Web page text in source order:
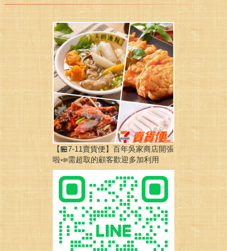
【🏪7-11賣貨便】百年吳家商店開張
啦📣需超取的顧客歡迎多加利用